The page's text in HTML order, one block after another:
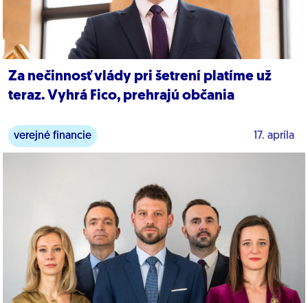
Za nečinnosť vlády pri šetrení platíme už
teraz. Vyhrá Fico, prehrajú občania
verejné financie 17. apríla